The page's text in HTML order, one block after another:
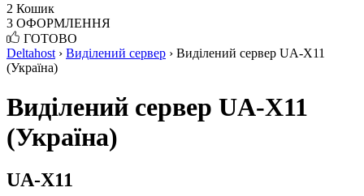
2 Кошик
3 ОФОРМЛЕННЯ
ГОТОВО
Deltahost › Виділений сервер › Виділений сервер UA-X11
(Україна)
Виділений сервер UA-X11
(Україна)
UA-X11